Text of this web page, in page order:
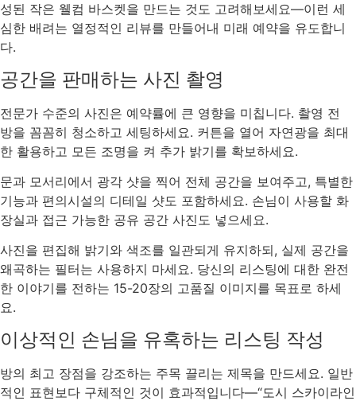
성된 작은 웰컴 바스켓을 만드는 것도 고려해보세요—이런 세
심한 배려는 열정적인 리뷰를 만들어내 미래 예약을 유도합니
다.
공간을 판매하는 사진 촬영
전문가 수준의 사진은 예약률에 큰 영향을 미칩니다. 촬영 전
방을 꼼꼼히 청소하고 세팅하세요. 커튼을 열어 자연광을 최대
한 활용하고 모든 조명을 켜 추가 밝기를 확보하세요.
문과 모서리에서 광각 샷을 찍어 전체 공간을 보여주고, 특별한
기능과 편의시설의 디테일 샷도 포함하세요. 손님이 사용할 화
장실과 접근 가능한 공유 공간 사진도 넣으세요.
사진을 편집해 밝기와 색조를 일관되게 유지하되, 실제 공간을
왜곡하는 필터는 사용하지 마세요. 당신의 리스팅에 대한 완전
한 이야기를 전하는 15-20장의 고품질 이미지를 목표로 하세
요.
이상적인 손님을 유혹하는 리스팅 작성
방의 최고 장점을 강조하는 주목 끌리는 제목을 만드세요. 일반
적인 표현보다 구체적인 것이 효과적입니다—“도시 스카이라인